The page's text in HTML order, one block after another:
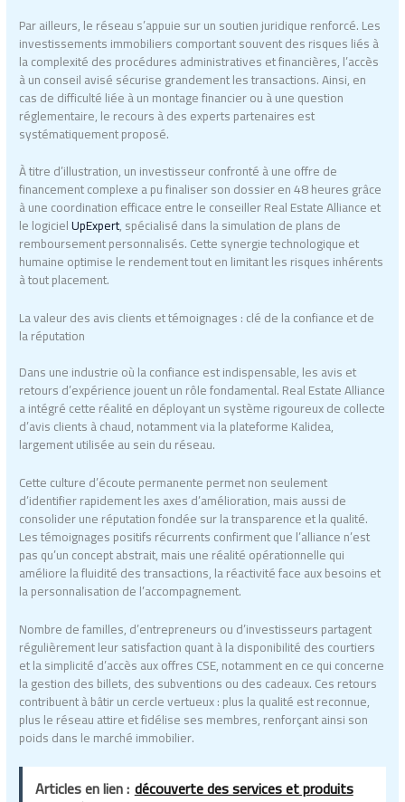
Par ailleurs, le réseau s’appuie sur un soutien juridique renforcé. Les
investissements immobiliers comportant souvent des risques liés à
la complexité des procédures administratives et financières, l’accès
à un conseil avisé sécurise grandement les transactions. Ainsi, en
cas de difficulté liée à un montage financier ou à une question
réglementaire, le recours à des experts partenaires est
systématiquement proposé.
À titre d’illustration, un investisseur confronté à une offre de
financement complexe a pu finaliser son dossier en 48 heures grâce
à une coordination efficace entre le conseiller Real Estate Alliance et
le logicielUpExpert, spécialisé dans la simulation de plans de
remboursement personnalisés. Cette synergie technologique et
humaine optimise le rendement tout en limitant les risques inhérents
à tout placement.
La valeur des avis clients et témoignages : clé de la confiance et de
la réputation
Dans une industrie où la confiance est indispensable, les avis et
retours d’expérience jouent un rôle fondamental. Real Estate Alliance
a intégré cette réalité en déployant un système rigoureux de collecte
d’avis clients à chaud, notamment via la plateforme Kalidea,
largement utilisée au sein du réseau.
Cette culture d’écoute permanente permet non seulement
d’identifier rapidement les axes d’amélioration, mais aussi de
consolider une réputation fondée sur la transparence et la qualité.
Les témoignages positifs récurrents confirment que l’alliance n’est
pas qu’un concept abstrait, mais une réalité opérationnelle qui
améliore la fluidité des transactions, la réactivité face aux besoins et
la personnalisation de l’accompagnement.
Nombre de familles, d’entrepreneurs ou d’investisseurs partagent
régulièrement leur satisfaction quant à la disponibilité des courtiers
et la simplicité d’accès aux offres CSE, notamment en ce qui concerne
la gestion des billets, des subventions ou des cadeaux. Ces retours
contribuent à bâtir un cercle vertueux : plus la qualité est reconnue,
plus le réseau attire et fidélise ses membres, renforçant ainsi son
poids dans le marché immobilier.
Articles en lien : découverte des services et produits